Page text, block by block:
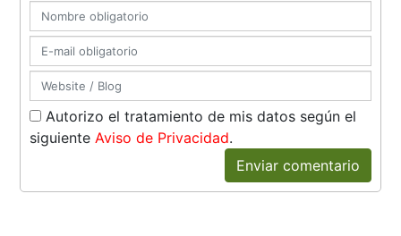
Autorizo el tratamiento de mis datos según el
siguiente Aviso de Privacidad.
Enviar comentario